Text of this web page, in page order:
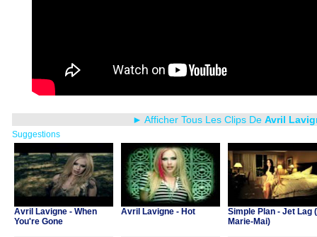
► Afficher Tous Les Clips De Avril
Suggestions
Avril Lavigne - When
You're Gone
Avril Lavigne - Hot
Simple Plan - Jet Lag
Marie-Mai)